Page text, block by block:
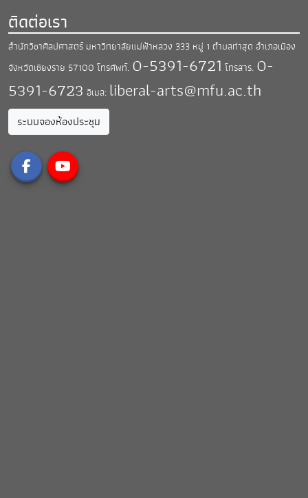
ติดต่อเรา
สำนักวิชาศิลปศาสตร์ มหาวิทยาลัยแม่ฟ้าหลวง 333 หมู่ 1 ตำบลท่าสุด อำเภอเมือง
จังหวัดเชียงราย 57100 โทรศัพท์. 0-5391-6721 โทรสาร. 0-
5391-6723 อีเมล: liberal-arts@mfu.ac.th
ระบบจองห้องประชุม